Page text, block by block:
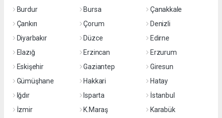
Burdur
Bursa
Çanakkale
Çankırı
Çorum
Denizli
Diyarbakır
Düzce
Edirne
Elazığ
Erzincan
Erzurum
Eskişehir
Gaziantep
Giresun
Gümüşhane
Hakkari
Hatay
Iğdır
Isparta
İstanbul
İzmir
K.Maraş
Karabük